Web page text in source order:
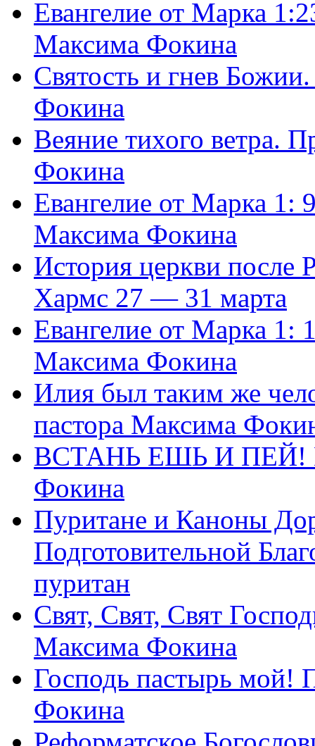
Евангелие от Марка
Максима Фокина
Святость и гнев
Фокина
Веяние тихого ветра.
Фокина
Евангелие от Марка 1:
Максима Фокина
История церкви
Хармс 27 — 31 марта
Евангелие от Марка 1:
Максима Фокина
Илия был таким же
пастора Максима
ВСТАНЬ ЕШЬ И ПЕЙ!
Фокина
Пуритане и Каноны
Подготовительной
пуритан
Свят, Свят, Свят
Максима Фокина
Господь пастырь мой!
Фокина